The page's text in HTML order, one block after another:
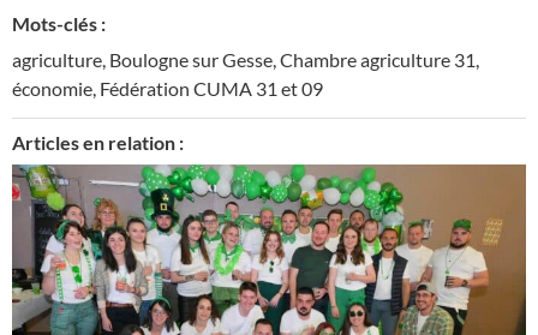
Mots-clés :
agriculture, Boulogne sur Gesse,Chambre agriculture 31,
économie, Fédération CUMA 31 et 09
Articles en relation :